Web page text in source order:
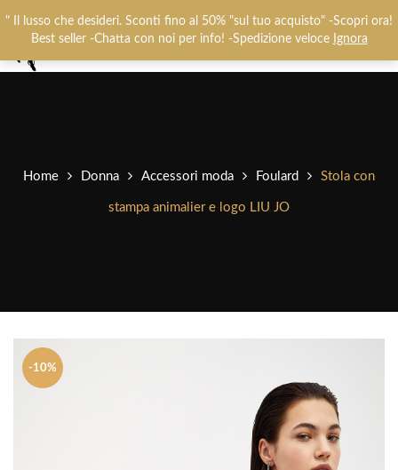
" Il lusso che desideri. Sconti fino al 50% "sul tuo acquisto" -Scopri ora!
Best seller -Chatta con noi per info! -Spedizione veloce Ignora
0
Home Donna Accessori moda Foulard Stola con
stampa animalier e logo LIU JO
-10%